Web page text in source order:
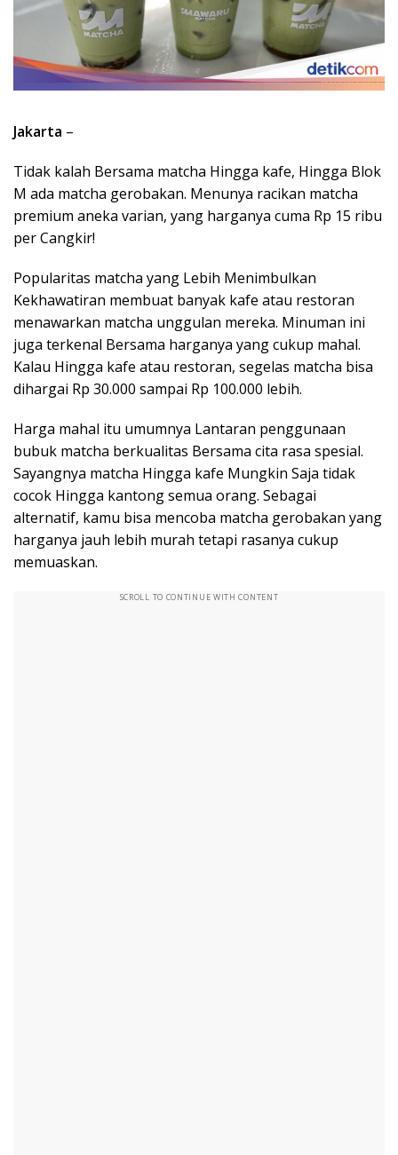
Jakarta –
Tidak kalah Bersama matcha Hingga kafe, Hingga Blok
M ada matcha gerobakan. Menunya racikan matcha
premium aneka varian, yang harganya cuma Rp 15 ribu
per Cangkir!
Popularitas matcha yang Lebih Menimbulkan
Kekhawatiran membuat banyak kafe atau restoran
menawarkan matcha unggulan mereka. Minuman ini
juga terkenal Bersama harganya yang cukup mahal.
Kalau Hingga kafe atau restoran, segelas matcha bisa
dihargai Rp 30.000 sampai Rp 100.000 lebih.
Harga mahal itu umumnya Lantaran penggunaan
bubuk matcha berkualitas Bersama cita rasa spesial.
Sayangnya matcha Hingga kafe Mungkin Saja tidak
cocok Hingga kantong semua orang. Sebagai
alternatif, kamu bisa mencoba matcha gerobakan yang
harganya jauh lebih murah tetapi rasanya cukup
memuaskan.
SCROLL TO CONTINUE WITH CONTENT